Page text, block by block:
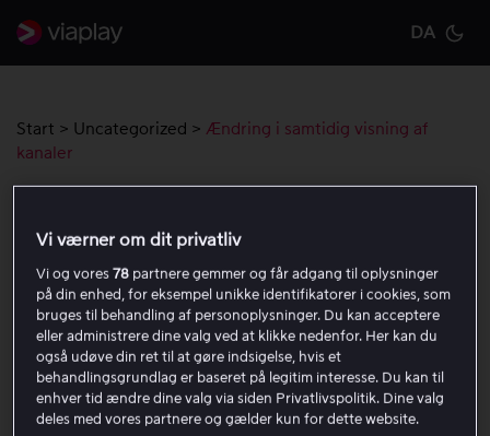
DA
Start > Uncategorized > Ændring i samtidig visning af
kanaler
Fra den 20/3 kan du ikke se den samme TV-kanal på
flere enheder ad gangen.
Vi går fra to til max én samtidig visning af den samme
kanal. Forstået på den måde, at man godt kan se to
streams, hvis man ser noget på to forskellige kanaler.
Vi værner om dit privatliv
Vi og vores78 partnere gemmer og får adgang til oplysninger
på din enhed, for eksempel unikke identifikatorer i cookies, som
bruges til behandling af personoplysninger. Du kan acceptere
eller administrere dine valg ved at klikke nedenfor. Her kan du
også udøve din ret til at gøre indsigelse, hvis et
behandlingsgrundlag er baseret på legitim interesse. Du kan til
enhver tid ændre dine valg via siden Privatlivspolitik. Dine valg
deles med vores partnere og gælder kun for dette website.